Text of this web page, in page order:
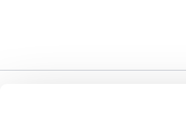
På din side.